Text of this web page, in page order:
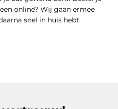
online? Wij gaan ermee
snel in huis hebt.